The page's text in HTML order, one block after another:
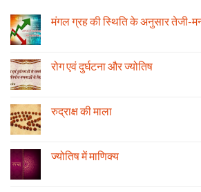
मंगल ग्रह की स्थिति के अनुसार तेजी-
मंगल
ग्रह
अनुसार
तेजी-
रोग एवं दुर्घटना और ज्योतिष
रोग
एवं
रुद्राक्ष की माला
रुद्राक्ष
की
ज्योतिष में माणिक्य